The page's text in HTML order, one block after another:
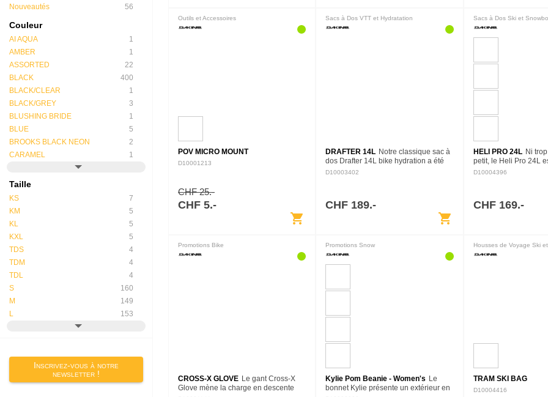
Nouveautés
56
Couleur
AI AQUA
1
AMBER
1
ASSORTED
22
BLACK
400
BLACK/CLEAR
1
BLACK/GREY
3
BLUSHING BRIDE
1
BLUE
5
BROOKS BLACK NEON
2
CARAMEL
1
Taille
KS
7
KM
5
KL
5
KXL
5
TDS
4
TDM
4
TDL
4
S
160
M
149
L
153
Inscrivez-vous à notre
newsletter !
Outils et Accessoires
POV MICRO MOUNT
D10001213
CHF 25.-
CHF 5.-
shopping_cart
Sacs à Dos VTT et Hydratation
DRAFTER 14L Notre classique sac à
dos Drafter 14L bike hydration a été
repensé pour offrir la performance
D10003402
CHF 189.-
shopping_cart
Sacs à Dos Ski et
HELI PRO 24L Ni
petit, le Heli Pro 24L
rider en Backcountry.
D10004396
CHF 169.-
Promotions Bike
CROSS-X GLOVE Le gant Cross-X
Glove mène la charge en descente
Promotions Snow
Kylie Pom Beanie - Women's Le
bonnet Kylie présente un extérieur en
Housses de Voyage Ski
TRAM SKI BAG
D10004416